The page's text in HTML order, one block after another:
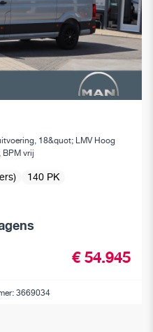
18&quot; LMV Hoog
BPM vrij
140 PK
€ 54.945
3669034